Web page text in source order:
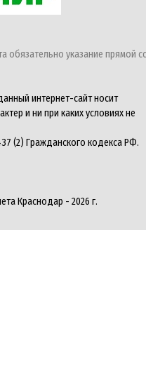
обязательно указание прямой
интернет-сайт носит
и ни при каких условиях не
(2) Гражданского кодекса РФ.
Краснодар - 2026 г.